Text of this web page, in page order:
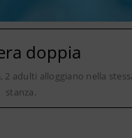
doppia
2 adulti alloggiano nella
stanza.